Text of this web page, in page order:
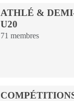
ATHLÉ &
U20
71 membres